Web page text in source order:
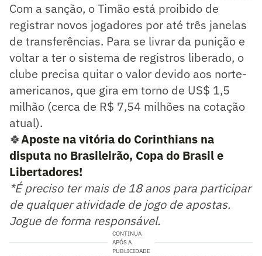
Com a sanção, o Timão está proibido de
registrar novos jogadores por até três janelas
de transferências. Para se livrar da punição e
voltar a ter o sistema de registros liberado, o
clube precisa quitar o valor devido aos norte-
americanos, que gira em torno de US$ 1,5
milhão (cerca de R$ 7,54 milhões na cotação
atual).
🍀Aposte na vitória do Corinthians na
disputa no Brasileirão, Copa do Brasil e
Libertadores!
*É preciso ter mais de 18 anos para participar
de qualquer atividade de jogo de apostas.
Jogue de forma responsável.
CONTINUA
APÓS A
PUBLICIDADE